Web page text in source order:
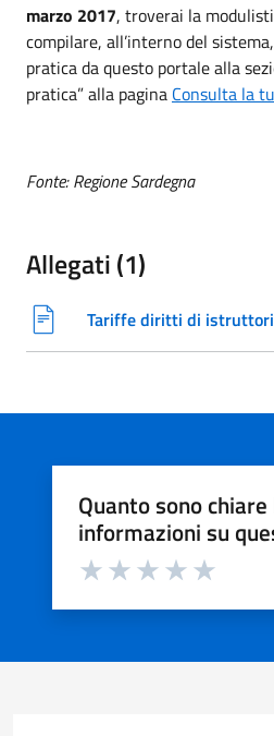
marzo 2017, troverai la
compilare, all’interno del
pratica da questo portale alla
pratica” alla pagina Consulta la
Fonte: Regione Sardegna
Allegati (1)
Tariffe diritti di
Quanto sono chiare
informazioni su
Valuta da 1 a 5 stelle la pagina